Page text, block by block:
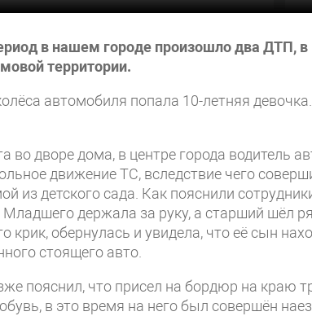
в нашем городе произошло два ДТП,
территории.
автомобиля попала 10-летняя
во дворе дома, в центре города водитель
движение ТС, вследствие чего
из детского сада. Как пояснили
Младшего держала за руку, а старший шёл
крик, обернулась и увидела, что её сын
стоящего авто.
пояснил, что присел на бордюр на краю
в это время на него был совершён